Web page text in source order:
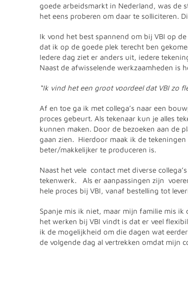
goede arbeidsmarkt in Nederland, was de
het eens proberen om daar te solliciteren.
Ik vond het best spannend om bij VBI op
dat ik op de goede plek terecht ben
Iedere dag ziet er anders uit, iedere
Naast de afwisselende werkzaamheden is
“Ik vind het een groot voordeel dat VBI zo
Af en toe ga ik met collega’s naar een
proces gebeurt. Als tekenaar kun je alles
kunnen maken. Door de bezoeken aan de
gaan zien. Hierdoor maak ik de
beter/makkelijker te produceren is.
Naast het vele contact met diverse
tekenwerk. Als er aanpassingen zijn
hele proces bij VBI, vanaf bestelling tot
Spanje mis ik niet, maar mijn familie mis ik
het werken bij VBI vindt is dat er veel
ik de mogelijkheid om die dagen wat
de volgende dag al vertrekken omdat mijn